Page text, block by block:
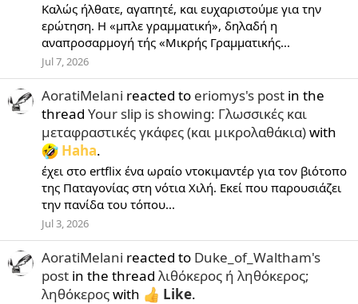
Καλώς ήλθατε, αγαπητέ, και ευχαριστούμε για την
ερώτηση. Η «μπλε γραμματική», δηλαδή η
αναπροσαρμογή τής «Μικρής Γραμματικής...
Jul 7, 2026
AoratiMelani reacted to eriomys's post in the
thread Your slip is showing: Γλωσσικές και
μεταφραστικές γκάφες (και μικρολαθάκια)with
Haha.
έχει στο ertflix ένα ωραίο ντοκιμαντέρ για τον βιότοπο
της Παταγονίας στη νότια Χιλή. Εκεί που παρουσιάζει
την πανίδα του τόπου...
Jul 3, 2026
AoratiMelani reacted to Duke_of_Waltham's
post in the thread λιθόκερος ή ληθόκερος;
ληθόκεροςwith Like.